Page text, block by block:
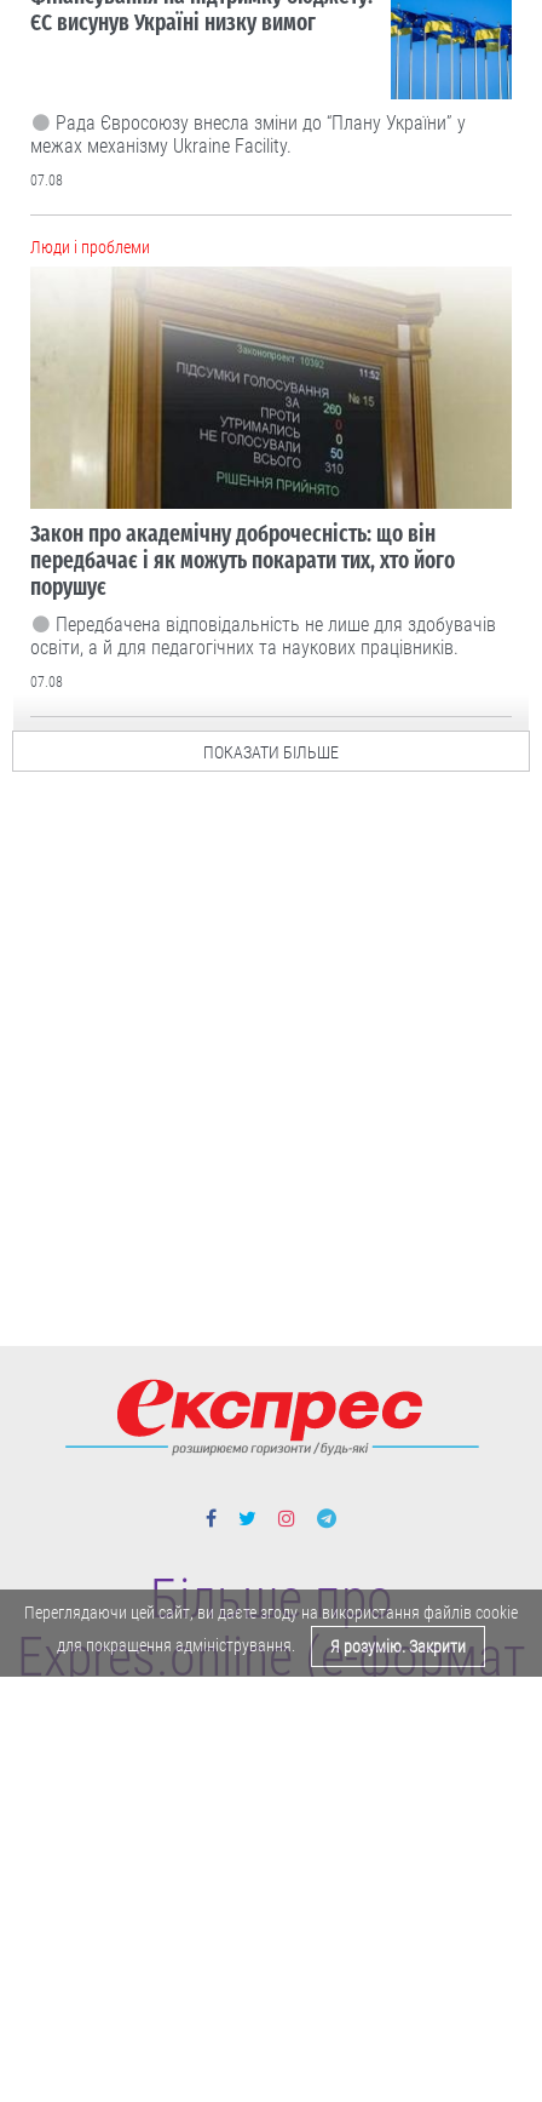
ЄС висунув Україні низку вимог
Рада Євросоюзу внесла зміни до “Плану України” у
межах механізму Ukraine Facility.
07.08
Люди і проблеми
Закон про академічну доброчесність: що він
передбачає і як можуть покарати тих, хто його
порушує
Передбачена відповідальність не лише для здобувачів
освіти, а й для педагогічних та наукових працівників.
07.08
ПОКАЗАТИ БІЛЬШЕ
Більше про
Expres.online (e-формат
Переглядаючи цей сайт, ви даєте згоду на використання файлів cookie
для покращення адміністрування.
Я розумію. Закрити